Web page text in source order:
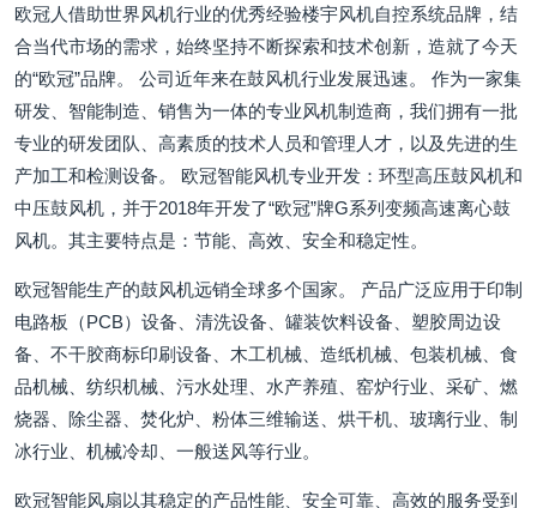
欧冠人借助世界风机行业的优秀经验楼宇风机自控系统品牌，结
合当代市场的需求，始终坚持不断探索和技术创新，造就了今天
的“欧冠”品牌。 公司近年来在鼓风机行业发展迅速。 作为一家集
研发、智能制造、销售为一体的专业风机制造商，我们拥有一批
专业的研发团队、高素质的技术人员和管理人才，以及先进的生
产加工和检测设备。 欧冠智能风机专业开发：环型高压鼓风机和
中压鼓风机，并于2018年开发了“欧冠”牌G系列变频高速离心鼓
风机。其主要特点是：节能、高效、安全和稳定性。
欧冠智能生产的鼓风机远销全球多个国家。 产品广泛应用于印制
电路板（PCB）设备、清洗设备、罐装饮料设备、塑胶周边设
备、不干胶商标印刷设备、木工机械、造纸机械、包装机械、食
品机械、纺织机械、污水处理、水产养殖、窑炉行业、采矿、燃
烧器、除尘器、焚化炉、粉体三维输送、烘干机、玻璃行业、制
冰行业、机械冷却、一般送风等行业。
欧冠智能风扇以其稳定的产品性能、安全可靠、高效的服务受到